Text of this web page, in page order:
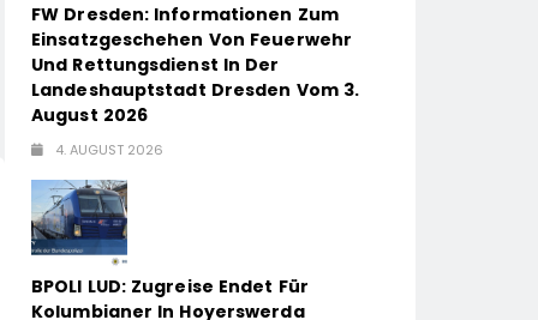
FW Dresden: Informationen Zum
Einsatzgeschehen Von Feuerwehr
Und Rettungsdienst In Der
Landeshauptstadt Dresden Vom 3.
August 2026
4. AUGUST 2026
BPOLI LUD: Zugreise Endet Für
Kolumbianer In Hoyerswerda